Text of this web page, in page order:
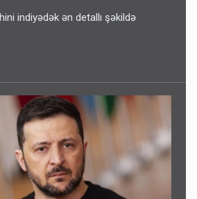
indiyədək ən detallı şəkildə